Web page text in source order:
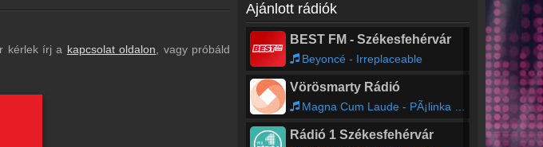
kérlek írj a kapcsolat oldalon, vagy próbáld
Ajánlott rádiók
BEST FM - Székesfehérvár
Beyoncé - Irreplaceable
Vörösmarty Rádió
Magna Cum Laude - PÃ¡linka dal
Rádió 1 Székesfehérvár